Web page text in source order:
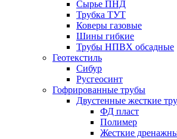
Сырье ПНД
Трубка ТУТ
Коверы газовые
Шины гибкие
Трубы НПВХ обсадные
Геотекстиль
Сибур
Русгеосинт
Гофрированные трубы
Двустенные жесткие
ФД пласт
Полимер
Жесткие